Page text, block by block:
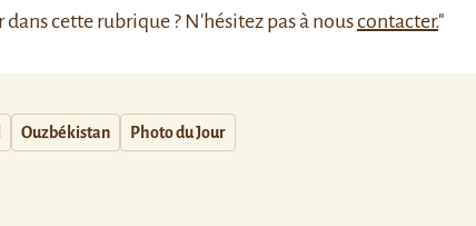
cette rubrique ? N'hésitez pas à nouscontacter."
Ouzbékistan Photo du Jour